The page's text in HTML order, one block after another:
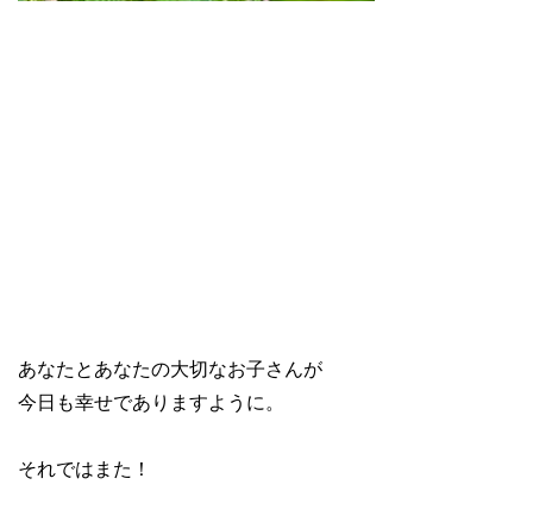
あなたとあなたの大切なお子さんが
今日も幸せでありますように。
それではまた！